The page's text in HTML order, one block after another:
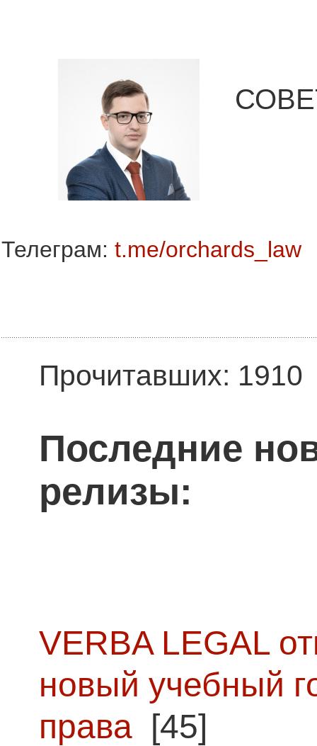
Телеграм: t.me/orchards_law
Прочитавших: 1910
Последние
релизы:
VERBA LEGAL
новый учебный
права [45]